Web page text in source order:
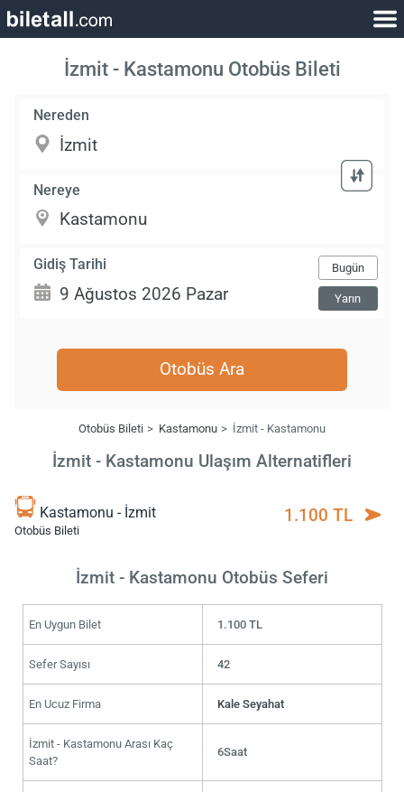
İzmit - Kastamonu Otobüs Bileti
Nereden
Nereye
Gidiş Tarihi Bugün
Yarın
Otobüs Ara
Otobüs Bileti Kastamonu İzmit - Kastamonu
İzmit - Kastamonu Ulaşım Alternatifleri
Kastamonu - İzmit
Otobüs Bileti
1.100 TL
İzmit - Kastamonu Otobüs Seferi
En Uygun Bilet 1.100 TL
Sefer Sayısı 42
En Ucuz Firma Kale Seyahat
İzmit - Kastamonu Arası Kaç
Saat?
6Saat